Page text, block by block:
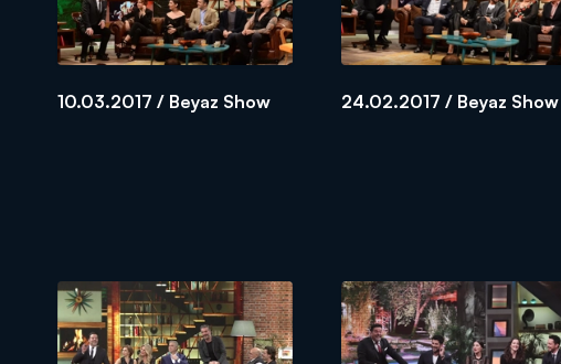
10.03.2017 / Beyaz Show 24.02.2017 / Beyaz Show